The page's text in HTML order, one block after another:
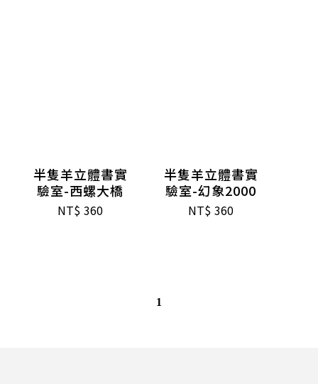
半隻羊立體書實
驗室-西螺大橋
NT$ 360
半隻羊立體書實
驗室-幻象2000
NT$ 360
1